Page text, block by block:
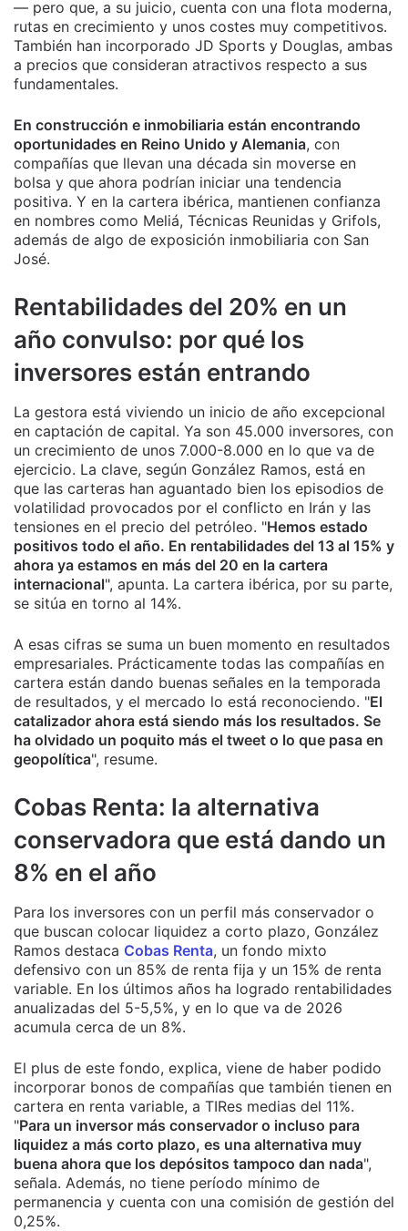
— pero que, a su juicio, cuenta con una flota moderna,
rutas en crecimiento y unos costes muy competitivos.
También han incorporado JD Sports y Douglas, ambas
a precios que consideran atractivos respecto a sus
fundamentales.
En construcción e inmobiliaria están encontrando
oportunidades en Reino Unido y Alemania, con
compañías que llevan una década sin moverse en
bolsa y que ahora podrían iniciar una tendencia
positiva. Y en la cartera ibérica, mantienen confianza
en nombres como Meliá, Técnicas Reunidas y Grifols,
además de algo de exposición inmobiliaria con San
José.
Rentabilidades del 20% en un
año convulso: por qué los
inversores están entrando
La gestora está viviendo un inicio de año excepcional
en captación de capital. Ya son 45.000 inversores, con
un crecimiento de unos 7.000-8.000 en lo que va de
ejercicio. La clave, según González Ramos, está en
que las carteras han aguantado bien los episodios de
volatilidad provocados por el conflicto en Irán y las
tensiones en el precio del petróleo. "Hemos estado
positivos todo el año. En rentabilidades del 13 al 15% y
ahora ya estamos en más del 20 en la cartera
internacional", apunta. La cartera ibérica, por su parte,
se sitúa en torno al 14%.
A esas cifras se suma un buen momento en resultados
empresariales. Prácticamente todas las compañías en
cartera están dando buenas señales en la temporada
de resultados, y el mercado lo está reconociendo. "El
catalizador ahora está siendo más los resultados. Se
ha olvidado un poquito más el tweet o lo que pasa en
geopolítica", resume.
Cobas Renta: la alternativa
conservadora que está dando un
8% en el año
Para los inversores con un perfil más conservador o
que buscan colocar liquidez a corto plazo, González
Ramos destaca Cobas Renta, un fondo mixto
defensivo con un 85% de renta fija y un 15% de renta
variable. En los últimos años ha logrado rentabilidades
anualizadas del 5-5,5%, y en lo que va de 2026
acumula cerca de un 8%.
El plus de este fondo, explica, viene de haber podido
incorporar bonos de compañías que también tienen en
cartera en renta variable, a TIRes medias del 11%.
"Para un inversor más conservador o incluso para
liquidez a más corto plazo, es una alternativa muy
buena ahora que los depósitos tampoco dan nada",
señala. Además, no tiene período mínimo de
permanencia y cuenta con una comisión de gestión del
0,25%.